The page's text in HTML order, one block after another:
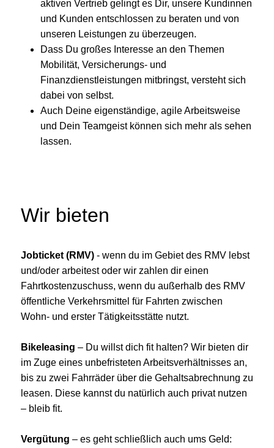
aktiven Vertrieb gelingt es Dir, unsere Kundinnen
und Kunden entschlossen zu beraten und von
unseren Leistungen zu überzeugen.
Dass Du großes Interesse an den Themen
Mobilität, Versicherungs- und
Finanzdienstleistungen mitbringst, versteht sich
dabei von selbst.
Auch Deine eigenständige, agile Arbeitsweise
und Dein Teamgeist können sich mehr als sehen
lassen.
Wir bieten
Jobticket (RMV) - wenn du im Gebiet des RMV lebst
und/oder arbeitest oder wir zahlen dir einen
Fahrtkostenzuschuss, wenn du außerhalb des RMV
öffentliche Verkehrsmittel für Fahrten zwischen
Wohn- und erster Tätigkeitsstätte nutzt.
Bikeleasing – Du willst dich fit halten? Wir bieten dir
im Zuge eines unbefristeten Arbeitsverhältnisses an,
bis zu zwei Fahrräder über die Gehaltsabrechnung zu
leasen. Diese kannst du natürlich auch privat nutzen
– bleib fit.
Vergütung – es geht schließlich auch ums Geld: